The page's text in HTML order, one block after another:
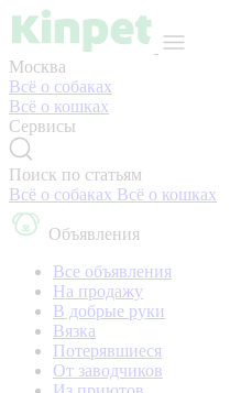
Москва
Всё о собаках
Всё о кошках
Сервисы
Поиск по статьям
Всё о собаках Всё о кошках
Объявления
Все объявления
На продажу
В добрые руки
Вязка
Потерявшиеся
От заводчиков